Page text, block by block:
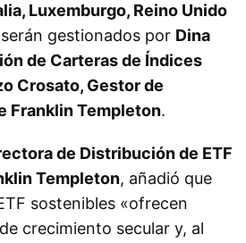
Luxemburgo, Reino Unido
gestionados por Dina
de Carteras de Índices
Crosato, Gestor de
Franklin Templeton.
de Distribución de ETF
Templeton, añadió que
sostenibles «ofrecen
crecimiento secular y, al